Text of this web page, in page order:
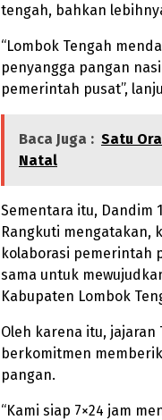
tengah, bahkan
“Lombok Tengah
penyangga pangan
pemerintah pusat”,
Baca Juga : Satu
Natal
Sementara itu, Dandim
Rangkuti mengatakan,
kolaborasi pemerintah
sama untuk
Kabupaten Lombok
Oleh karena itu, jajaran
berkomitmen
pangan.
“Kami siap 7×24 jam